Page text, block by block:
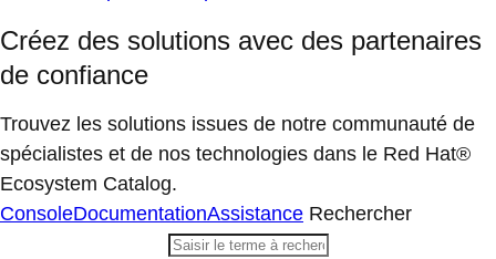
Créez des solutions avec des partenaires
de confiance
Trouvez les solutions issues de notre communauté de
spécialistes et de nos technologies dans le Red Hat®
Ecosystem Catalog.
ConsoleDocumentationAssistance Rechercher